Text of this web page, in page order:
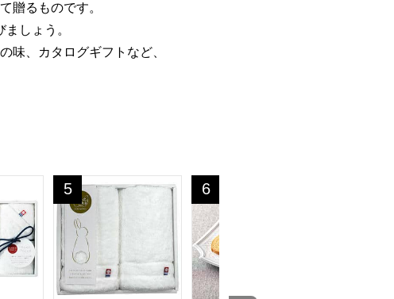
贈るものです。
しょう。
味、カタログギフトなど、
ト[30WH]【贈りものカタログ】
ルセット[WT4510F1W1]【贈りものカタログ】
昭和西川 今治月のしろうさぎタオルギフト[40WH]【贈り
5
位
はちみつフィナンシェ・メープル
6
位